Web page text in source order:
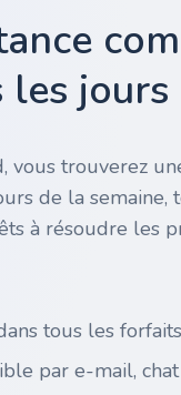
les
vous trouverez
de la semaine,
à résoudre les
tous les
par e-mail,